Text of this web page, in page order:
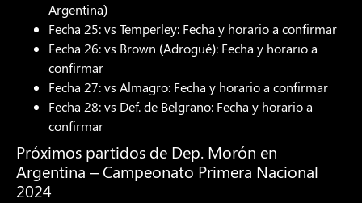
Argentina)
Fecha 25: vs Temperley: Fecha y horario a confirmar
Fecha 26: vs Brown (Adrogué): Fecha y horario a
confirmar
Fecha 27: vs Almagro: Fecha y horario a confirmar
Fecha 28: vs Def. de Belgrano: Fecha y horario a
confirmar
Próximos partidos de Dep. Morón en
Argentina – Campeonato Primera Nacional
2024